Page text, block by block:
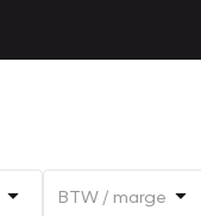
BTW / marge